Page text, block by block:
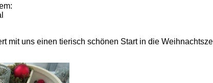
mit uns einen tierisch schönen Start in die